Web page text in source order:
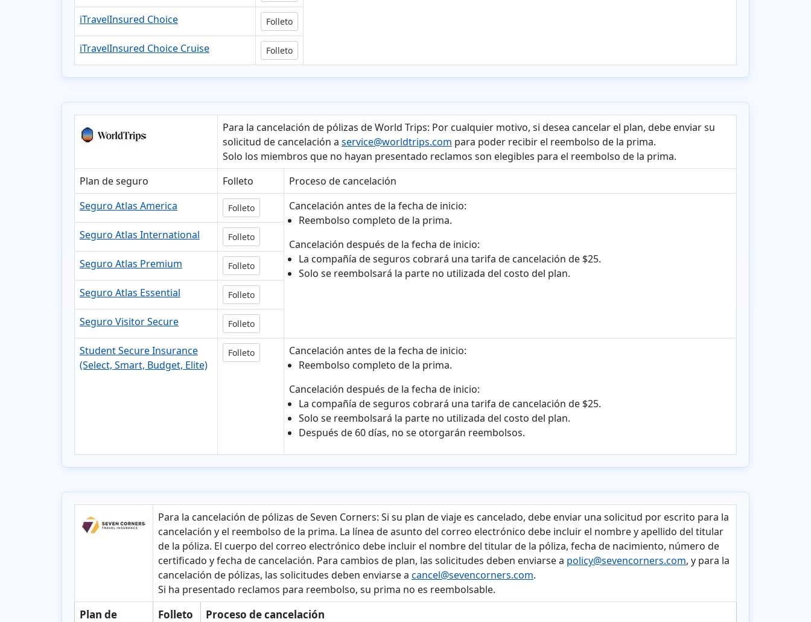
iTravelInsured Choice Folleto
iTravelInsured Choice Cruise Folleto
Para la cancelación de pólizas de World Trips: Por cualquier motivo, si desea cancelar el plan, debe enviar su
solicitud de cancelación a service@worldtrips.com para poder recibir el reembolso de la prima.
Solo los miembros que no hayan presentado reclamos son elegibles para el reembolso de la prima.
Plan de seguro
Folleto
Proceso de cancelación
Seguro Atlas America
Folleto
Cancelación antes de la fecha de inicio:
Reembolso completo de la prima.
Cancelación después de la fecha de inicio:
La compañía de seguros cobrará una tarifa de cancelación de $25.
Solo se reembolsará la parte no utilizada del costo del plan.
Seguro Atlas International Folleto
Seguro Atlas Premium Folleto
Seguro Atlas Essential Folleto
Seguro Visitor Secure Folleto
Student Secure Insurance
(Select, Smart, Budget, Elite)
Folleto
Cancelación antes de la fecha de inicio:
Reembolso completo de la prima.
Cancelación después de la fecha de inicio:
La compañía de seguros cobrará una tarifa de cancelación de $25.
Solo se reembolsará la parte no utilizada del costo del plan.
Después de 60 días, no se otorgarán reembolsos.
Para la cancelación de pólizas de Seven Corners: Si su plan de viaje es cancelado, debe enviar una solicitud por escrito para la
cancelación y el reembolso de la prima. La línea de asunto del correo electrónico debe incluir el nombre y apellido del titular
de la póliza. El cuerpo del correo electrónico debe incluir el nombre del titular de la póliza, fecha de nacimiento, número de
certificado y fecha de cancelación. Para cambios de plan, las solicitudes deben enviarse a policy@sevencorners.com, y para la
cancelación de pólizas, las solicitudes deben enviarse a cancel@sevencorners.com.
Si ha presentado reclamos para reembolso, su prima no es reembolsable.
Plan de
Folleto Proceso de cancelación